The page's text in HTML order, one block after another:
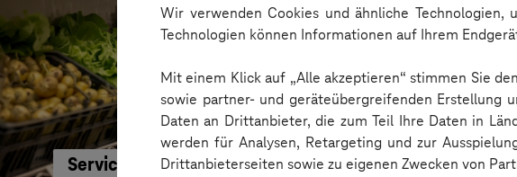
Wir verwenden Cookies und ähnliche
Technologien können Informationen auf Ihrem
Mit einem Klick auf „Alle akzeptieren“ stimmen Sie
sowie partner- und geräteübergreifenden Erstellung
Daten an Drittanbieter, die zum Teil Ihre Daten in
werden für Analysen, Retargeting und zur
Drittanbieterseiten sowie zu eigenen Zwecken von
Service-Bund